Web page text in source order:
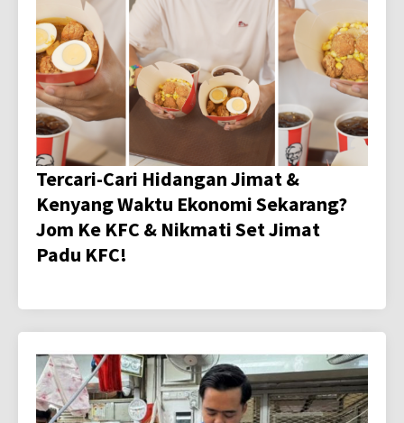
Tercari-Cari Hidangan Jimat &
Kenyang Waktu Ekonomi Sekarang?
Jom Ke KFC & Nikmati Set Jimat
Padu KFC!